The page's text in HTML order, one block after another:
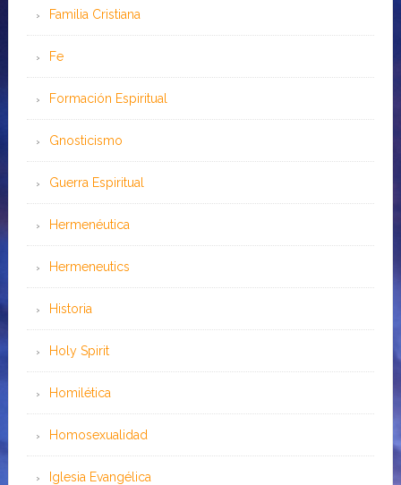
Familia Cristiana
Fe
Formación Espiritual
Gnosticismo
Guerra Espiritual
Hermenéutica
Hermeneutics
Historia
Holy Spirit
Homilética
Homosexualidad
Iglesia Evangélica